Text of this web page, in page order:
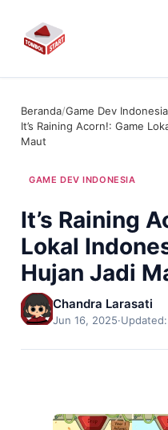
Beranda/Game Dev Indonesia
It’s Raining Acorn!: Game
Maut
GAME DEV INDONESIA
It’s Raining
Lokal
Hujan Jadi
Chandra Larasati
Jun 16, 2025·